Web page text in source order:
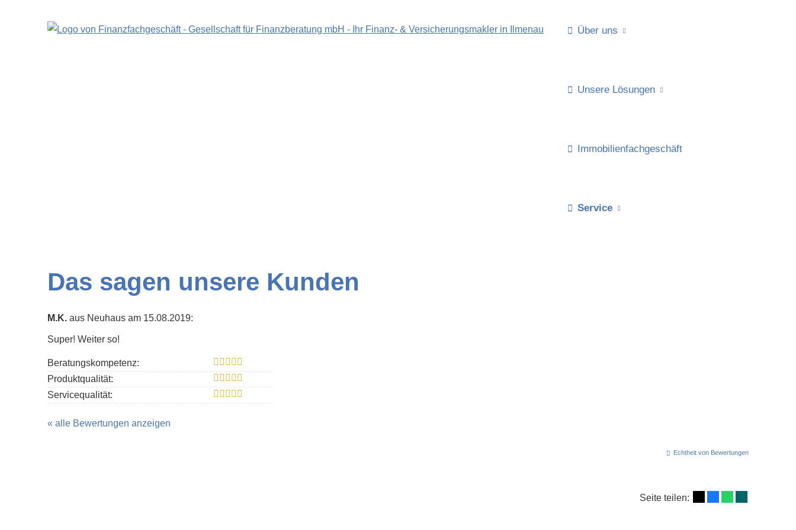
Über uns
Unsere Lösungen
Immobilienfachgeschäft
Service
Das sagen unsere Kunden
M.K. aus Neuhaus am 15.08.2019:
Super! Weiter so!
Beratungskompetenz:
Produktqualität:
Servicequalität:
« alle Bewertungen anzeigen
Echtheit von Bewertungen
Seite teilen: